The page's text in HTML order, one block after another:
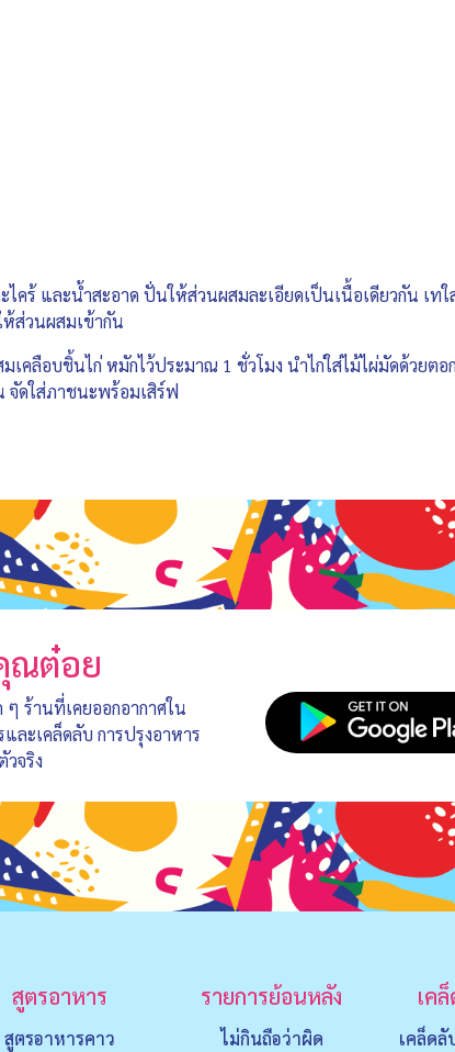
คร้ และน้ำสะอาด ปั่นให้ส่วนผสมละเอียดเป็นเนื้อเดียวกัน เท
ห้ส่วนผสมเข้ากัน
เคลือบชิ้นไก่ หมักไว้ประมาณ 1 ชั่วโมง นำไก่ใส่ไม้ไผ่มัดด้วยต
จัดใส่ภาชนะพร้อมเสิร์ฟ
ณต๋อย
ๆ ร้านที่เคยออกอากาศใน
ละเคล็ดลับ การปรุงอาหาร
จริง
สูตรอาหาร
สูตรอาหารคาว
รายการย้อนหลัง
ไม่กินถือว่าผิด
เค
เคล็ดลั